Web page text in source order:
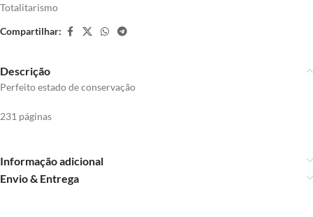
Totalitarismo
Compartilhar:
Descrição
Perfeito estado de conservação
231 páginas
Informação adicional
Envio & Entrega